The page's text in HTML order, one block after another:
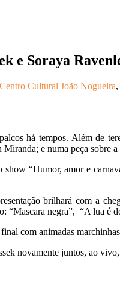
e Soraya
Centro Cultural João Nogueira,
há tempos. Além de
e numa peça
“Humor, amor e
brilhará com a
negra”, “A lua é
com animadas
novamente juntos, ao